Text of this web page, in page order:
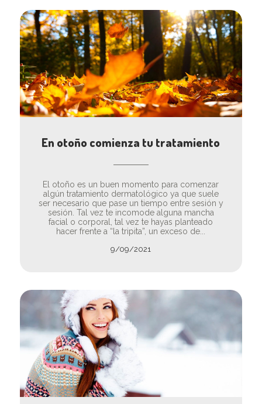
En otoño comienza tu tratamiento
El otoño es un buen momento para comenzar
algún tratamiento dermatológico ya que suele
ser necesario que pase un tiempo entre sesión y
sesión. Tal vez te incomode alguna mancha
facial o corporal, tal vez te hayas planteado
hacer frente a “la tripita”, un exceso de...
9/09/2021